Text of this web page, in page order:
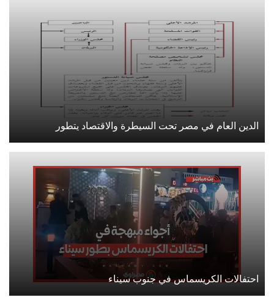
الدين العام في مصر تحت السيطرة والاقتصاد يتطور
احتفالات الكريسماس في جنوب سيناء